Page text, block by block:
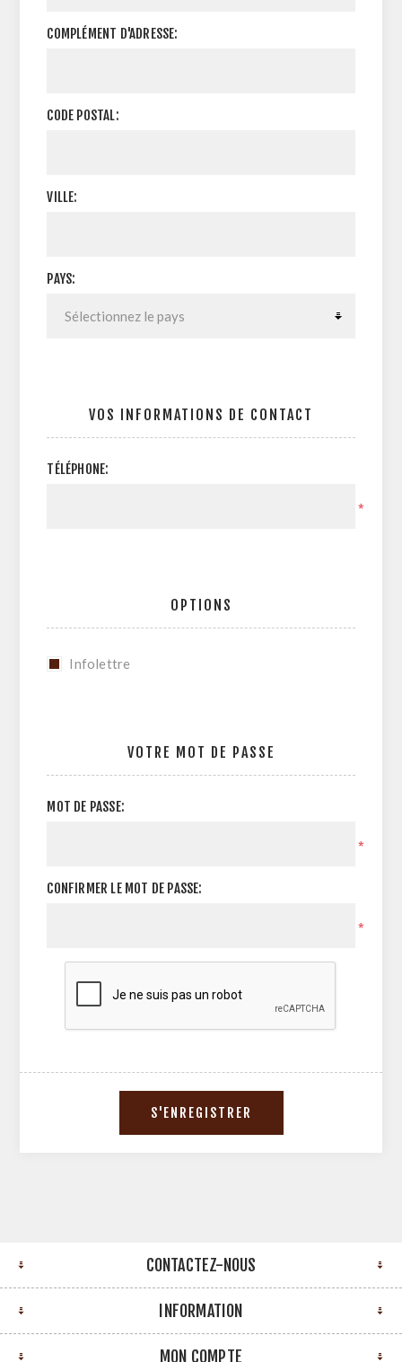
COMPLÉMENT D'ADRESSE:
CODE POSTAL:
VILLE:
PAYS:
VOS INFORMATIONS DE CONTACT
TÉLÉPHONE:
*
OPTIONS
Infolettre
VOTRE MOT DE PASSE
MOT DE PASSE:
*
CONFIRMER LE MOT DE PASSE:
*
CONTACTEZ-NOUS
INFORMATION
MON COMPTE